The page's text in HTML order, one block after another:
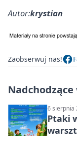
Autor:krystian
Zaobserwuj nas!
6 sierpnia
Ptaki